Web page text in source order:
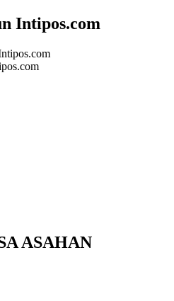
Intipos.com
ASAHAN